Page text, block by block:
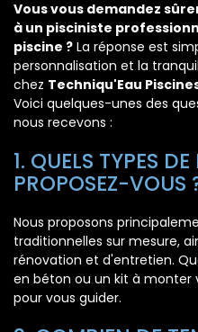
Vous vous demandez
à un pisciniste
piscine ? La réponse est
personnalisation et la
chez Techniqu'Eau
Voici quelques-unes des
nous recevons :
1. QUELS TYPES
PROPOSEZ-VOUS
Nous proposons
traditionnelles sur mesure,
rénovation et d'entretien.
en béton ou un kit à
pour vous guider.